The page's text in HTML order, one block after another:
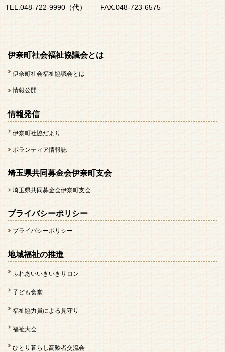
TEL.048-722-9990（代） FAX.048-723-6575
伊奈町社会福祉協議会とは
伊奈町社会福祉協議会とは
情報公開
情報発信
伊奈町社協だより
ボランティア情報誌
埼玉県共同募金会伊奈町支会
埼玉県共同募金会伊奈町支会
プライバシーポリシー
プライバシーポリシー
地域福祉の推進
ふれあいいきいきサロン
子ども食堂
福祉協力員による見守り
福祉大会
ひとり暮らし高齢者交流会